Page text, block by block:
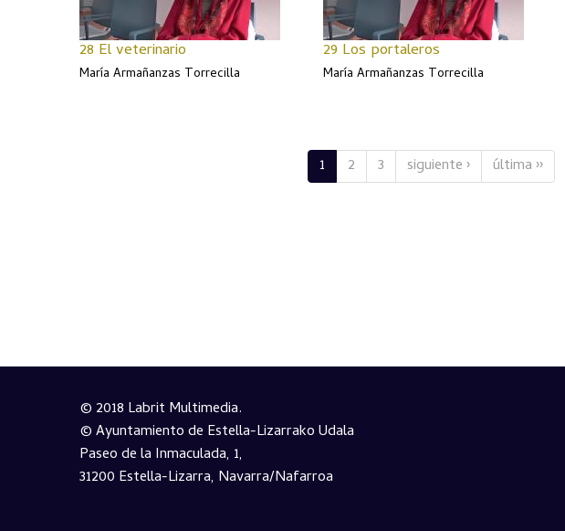
28 El veterinario
María Armañanzas Torrecilla
29 Los portaleros
María Armañanzas Torrecilla
1 2 3 siguiente › última ››
© 2018 Labrit Multimedia.
© Ayuntamiento de Estella-Lizarrako Udala
Paseo de la Inmaculada, 1,
31200 Estella-Lizarra, Navarra/Nafarroa